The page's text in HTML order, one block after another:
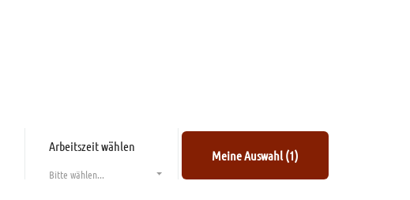
Arbeitszeit wählen
Bitte wählen...
Meine Auswahl (1)